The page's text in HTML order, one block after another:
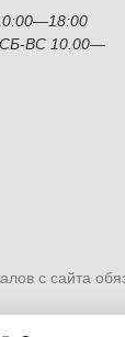
ВС 10.00—
с сайта